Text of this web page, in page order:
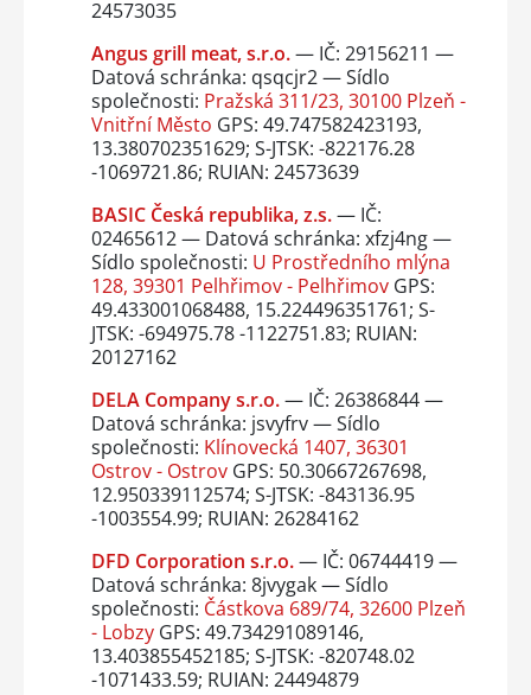
24573035
Angus grill meat, s.r.o.— IČ: 29156211 —
Datová schránka: qsqcjr2 — Sídlo
společnosti: Pražská 311/23, 30100 Plzeň -
Vnitřní Město GPS: 49.747582423193,
13.380702351629; S-JTSK: -822176.28
-1069721.86; RUIAN: 24573639
BASIC Česká republika, z.s.— IČ:
02465612 — Datová schránka: xfzj4ng —
Sídlo společnosti: U Prostředního mlýna
128, 39301 Pelhřimov - PelhřimovGPS:
49.433001068488, 15.224496351761; S-
JTSK: -694975.78 -1122751.83; RUIAN:
20127162
DELA Company s.r.o.— IČ: 26386844 —
Datová schránka: jsvyfrv — Sídlo
společnosti: Klínovecká 1407, 36301
Ostrov - OstrovGPS: 50.30667267698,
12.950339112574; S-JTSK: -843136.95
-1003554.99; RUIAN: 26284162
DFD Corporation s.r.o.— IČ: 06744419 —
Datová schránka: 8jvygak — Sídlo
společnosti: Částkova 689/74, 32600 Plzeň
- LobzyGPS: 49.734291089146,
13.403855452185; S-JTSK: -820748.02
-1071433.59; RUIAN: 24494879